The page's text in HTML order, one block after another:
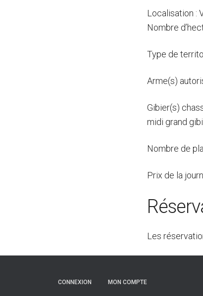
Localisation :
Nombre
Type de
Arme(s)
Gibier(s)
midi grand
Nombre de
Prix de la
Les
CONNEXION MON COMPTE